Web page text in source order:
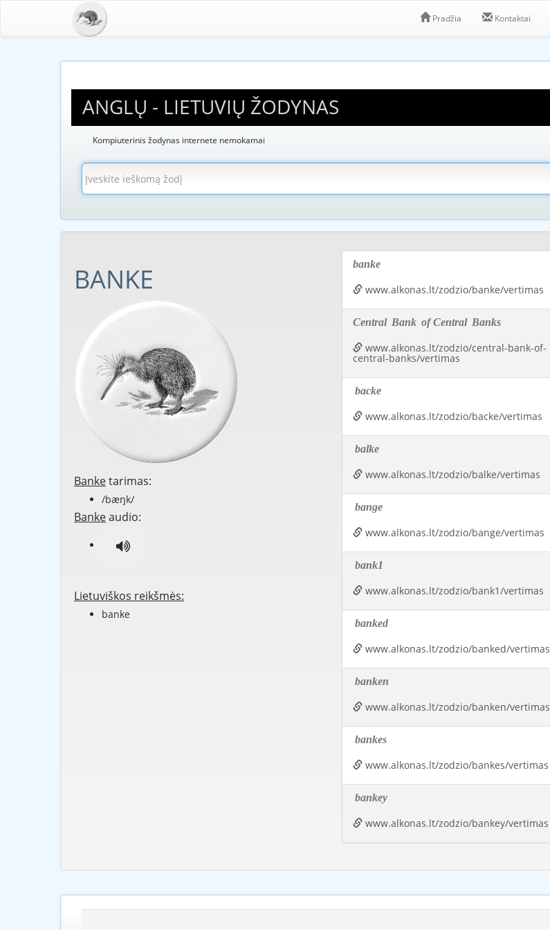
Pradžia Kontaktai
ANGLŲ - LIETUVIŲ ŽODYNAS
Kompiuterinis žodynas internete nemokamai
BANKE
Banketarimas:
/bæŋk/
Bankeaudio:
Lietuviškos reikšmės:
banke
banke
www.alkonas.lt/zodzio/banke/vertimas
Central Bank of Central Banks
www.alkonas.lt/zodzio/central-bank-of-
central-banks/vertimas
backe
www.alkonas.lt/zodzio/backe/vertimas
balke
www.alkonas.lt/zodzio/balke/vertimas
bange
www.alkonas.lt/zodzio/bange/vertimas
bank1
www.alkonas.lt/zodzio/bank1/vertimas
banked
www.alkonas.lt/zodzio/banked/vertimas
banken
www.alkonas.lt/zodzio/banken/vertimas
bankes
www.alkonas.lt/zodzio/bankes/vertimas
bankey
www.alkonas.lt/zodzio/bankey/vertimas